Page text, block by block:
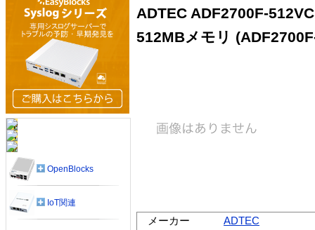
ADTEC ADF2700F-
512MBメモリ
メーカー
ADTEC
OpenBlocks
IoT関連